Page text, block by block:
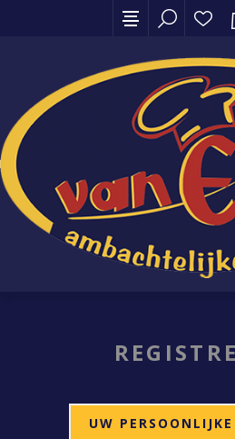
UW PERSOONLIJKE